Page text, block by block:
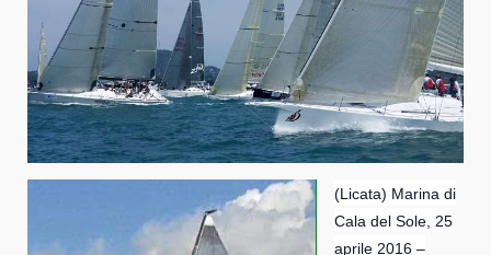
(Licata) Marina di
Cala del Sole, 25
aprile 2016 –